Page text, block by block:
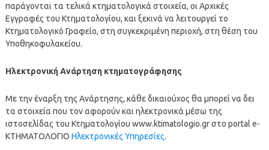
παράγονται τα τελικά κτηματολογικά στοιχεία, οι Αρχικές
Εγγραφές του Κτηματολογίου, και ξεκινά να λειτουργεί το
Κτηματολογικό Γραφείο, στη συγκεκριμένη περιοχή, στη θέση του
Υποθηκοφυλακείου.
Ηλεκτρονική Ανάρτηση κτηματογράφησης
Με την έναρξη της Ανάρτησης, κάθε δικαιούχος θα μπορεί να δει
τα στοιχεία που τον αφορούν και ηλεκτρονικά μέσω της
ιστοσελίδας του Κτηματολογίου www.ktimatologio.gr στο portal e-
ΚΤΗΜΑΤΟΛΟΓΙΟ Ηλεκτρονικές Υπηρεσίες.